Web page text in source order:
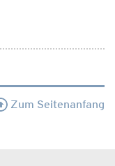
Zum Seitenanfang